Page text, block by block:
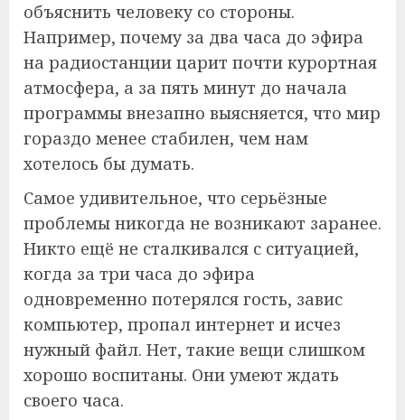
объяснить человеку со стороны.
Например, почему за два часа до эфира
на радиостанции царит почти курортная
атмосфера, а за пять минут до начала
программы внезапно выясняется, что мир
гораздо менее стабилен, чем нам
хотелось бы думать.
Самое удивительное, что серьёзные
проблемы никогда не возникают заранее.
Никто ещё не сталкивался с ситуацией,
когда за три часа до эфира
одновременно потерялся гость, завис
компьютер, пропал интернет и исчез
нужный файл. Нет, такие вещи слишком
хорошо воспитаны. Они умеют ждать
своего часа.